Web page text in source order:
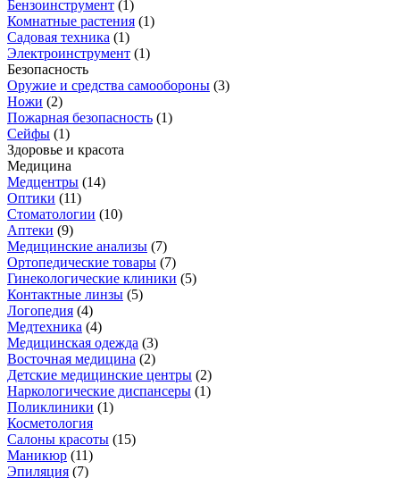
Бензоинструмент (1)
Комнатные растения (1)
Садовая техника (1)
Электроинструмент (1)
Безопасность
Оружие и средства самообороны (3)
Ножи (2)
Пожарная безопасность (1)
Сейфы (1)
Здоровье и красота
Медицина
Медцентры (14)
Оптики (11)
Стоматологии (10)
Аптеки (9)
Медицинские анализы (7)
Ортопедические товары (7)
Гинекологические клиники (5)
Контактные линзы (5)
Логопедия (4)
Медтехника (4)
Медицинская одежда (3)
Восточная медицина (2)
Детские медицинские центры (2)
Наркологические диспансеры (1)
Поликлиники (1)
Косметология
Салоны красоты (15)
Маникюр (11)
Эпиляция (7)